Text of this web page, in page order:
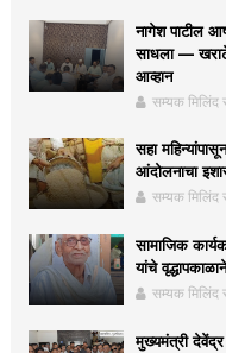
नागेश पाटील
साधला —
आव्हान
सम्यक मिलिंद
सहा
आंदोलनाचा
सम्यक मिलिंद
सामाजिक
यांचे
सम्यक मिलिंद
मुख्यमंत्री